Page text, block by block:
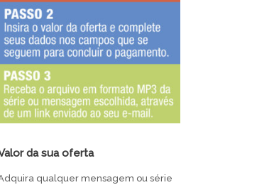
da sua oferta
qualquer mensagem ou série